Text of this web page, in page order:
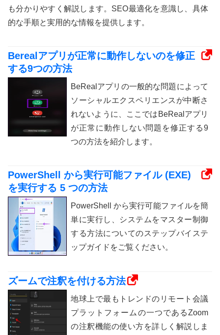
も分かりやすく解説します。SEO最適化を意識し、具体
的な手順と実用的な情報を提供します。
Berealアプリが正常に動作しないのを修正
する9つの方法
BeRealアプリの一般的な問題によって
ソーシャルエクスペリエンスが中断さ
れないように、ここではBeRealアプリ
が正常に動作しない問題を修正する9
つの方法を紹介します。
PowerShell から実行可能ファイル (EXE)
を実行する 5 つの方法
PowerShell から実行可能ファイルを簡
単に実行し、システムをマスター制御
する方法についてのステップバイステ
ップガイドをご覧ください。
ズームで注釈を付ける方法
地球上で最もトレンドのリモート会議
プラットフォームの一つであるZoom
の注釈機能の使い方を詳しく解説しま